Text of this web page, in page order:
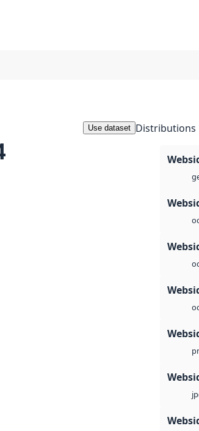
Use dataset Distributions